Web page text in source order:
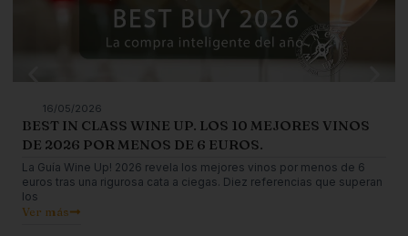
16/05/2026
BEST IN CLASS WINE UP. LOS 10 MEJORES VINOS
DE 2026 POR MENOS DE 6 EUROS.
La Guía Wine Up! 2026 revela los mejores vinos por menos de 6
euros tras una rigurosa cata a ciegas. Diez referencias que superan
los
Ver más